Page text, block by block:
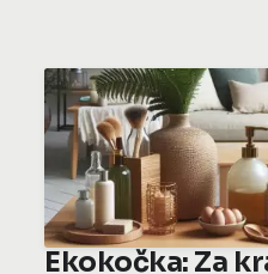
Ekokočka: Za